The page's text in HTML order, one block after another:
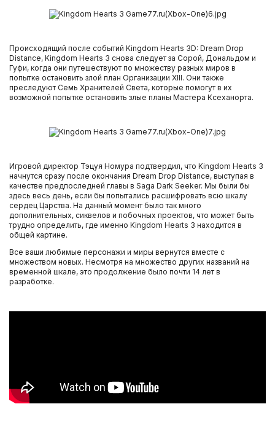
Происходящий после событий Kingdom Hearts 3D: Dream Drop
Distance, Kingdom Hearts 3 снова следует за Сорой, Дональдом и
Гуфи, когда они путешествуют по множеству разных миров в
попытке остановить злой план Организации XIII. Они также
преследуют Семь Хранителей Света, которые помогут в их
возможной попытке остановить злые планы Мастера Ксеханорта.
Игровой директор Тэцуя Номура подтвердил, что Kingdom Hearts 3
начнутся сразу после окончания Dream Drop Distance, выступая в
качестве предпоследней главы в Saga Dark Seeker. Мы были бы
здесь весь день, если бы попытались расшифровать всю шкалу
сердец Царства. На данный момент было так много
дополнительных, сиквелов и побочных проектов, что может быть
трудно определить, где именно Kingdom Hearts 3 находится в
общей картине.
Все ваши любимые персонажи и миры вернутся вместе с
множеством новых. Несмотря на множество других названий на
временной шкале, это продолжение было почти 14 лет в
разработке.